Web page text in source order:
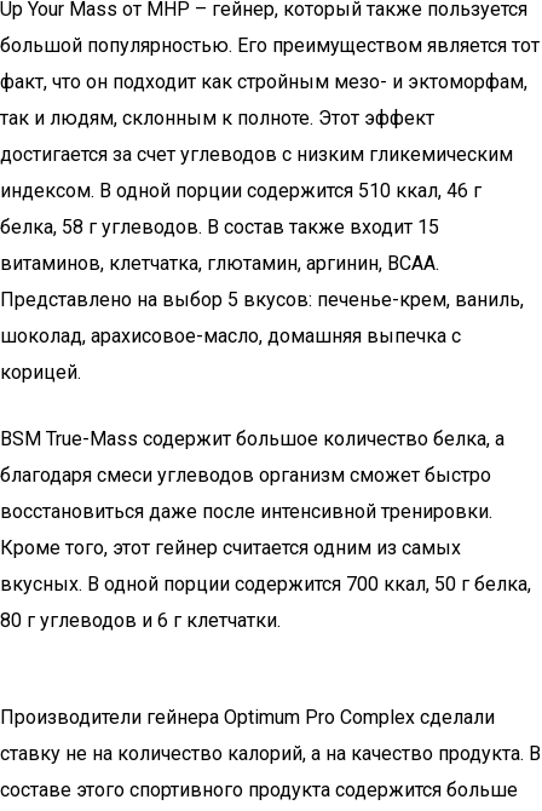
Up Your Mass от MHP – гейнер, который также пользуется
большой популярностью. Его преимуществом является тот
факт, что он подходит как стройным мезо- и эктоморфам,
так и людям, склонным к полноте. Этот эффект
достигается за счет углеводов с низким гликемическим
индексом. В одной порции содержится 510 ккал, 46 г
белка, 58 г углеводов. В состав также входит 15
витаминов, клетчатка, глютамин, аргинин, BCAA.
Представлено на выбор 5 вкусов: печенье-крем, ваниль,
шоколад, арахисовое-масло, домашняя выпечка с
корицей.
BSM True-Mass содержит большое количество белка, а
благодаря смеси углеводов организм сможет быстро
восстановиться даже после интенсивной тренировки.
Кроме того, этот гейнер считается одним из самых
вкусных. В одной порции содержится 700 ккал, 50 г белка,
80 г углеводов и 6 г клетчатки.
Производители гейнера Optimum Pro Complex сделали
ставку не на количество калорий, а на качество продукта. В
составе этого спортивного продукта содержится больше